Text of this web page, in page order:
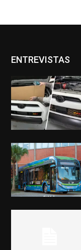
ENTREVISTAS